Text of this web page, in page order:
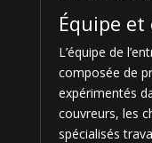
Équipe et
L’équipe de
composée de
expérimentés
couvreurs, les
spécialisés